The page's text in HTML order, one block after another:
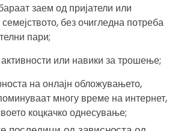
заем од пријатели или
без очигледна потреба
пари;
или навики за трошење;
на онлајн обложувањето,
многу време на интернет,
коцкачко однесување;